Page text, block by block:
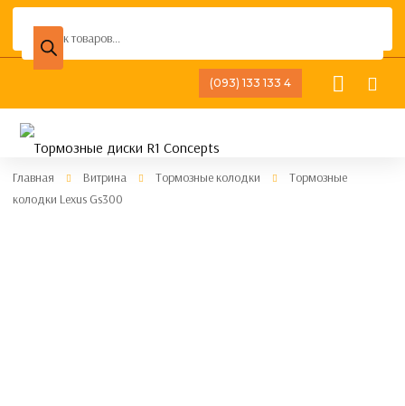
Поиск
товаров
(093) 133 133 4
Главная Витрина Тормозные колодки
Тормозные
колодки Lexus Gs300